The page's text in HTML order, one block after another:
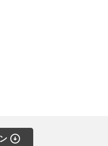
arrow_circle_down